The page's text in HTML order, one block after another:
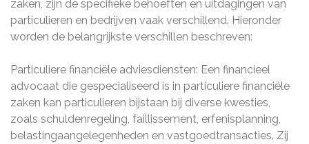
zaken, zijn de specifieke behoeften en uitdagingen van
particulieren en bedrijven vaak verschillend. Hieronder
worden de belangrijkste verschillen beschreven:
Particuliere financiële adviesdiensten: Een financieel
advocaat die gespecialiseerd is in particuliere financiële
zaken kan particulieren bijstaan ​​bij diverse kwesties,
zoals schuldenregeling, faillissement, erfenisplanning,
belastingaangelegenheden en vastgoedtransacties. Zij